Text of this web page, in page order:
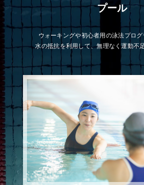
プール
ウォーキングや初心者用の泳法プログ
水の抵抗を利用して、無理なく運動不